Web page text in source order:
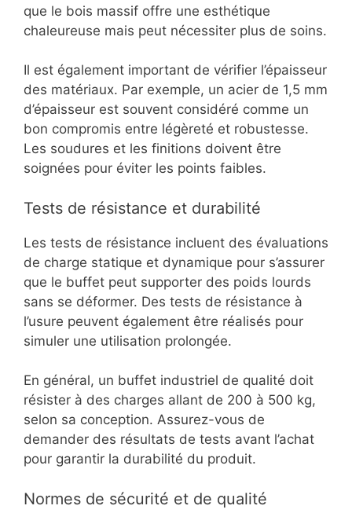
que le bois massif offre une esthétique
chaleureuse mais peut nécessiter plus de soins.
Il est également important de vérifier l’épaisseur
des matériaux. Par exemple, un acier de 1,5 mm
d’épaisseur est souvent considéré comme un
bon compromis entre légèreté et robustesse.
Les soudures et les finitions doivent être
soignées pour éviter les points faibles.
Tests de résistance et durabilité
Les tests de résistance incluent des évaluations
de charge statique et dynamique pour s’assurer
que le buffet peut supporter des poids lourds
sans se déformer. Des tests de résistance à
l’usure peuvent également être réalisés pour
simuler une utilisation prolongée.
En général, un buffet industriel de qualité doit
résister à des charges allant de 200 à 500 kg,
selon sa conception. Assurez-vous de
demander des résultats de tests avant l’achat
pour garantir la durabilité du produit.
Normes de sécurité et de qualité